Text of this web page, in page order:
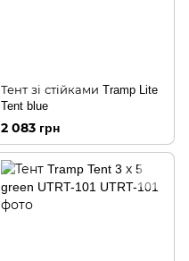
Тент зі стійками Tramp Lite
Tent blue
2 083 грн